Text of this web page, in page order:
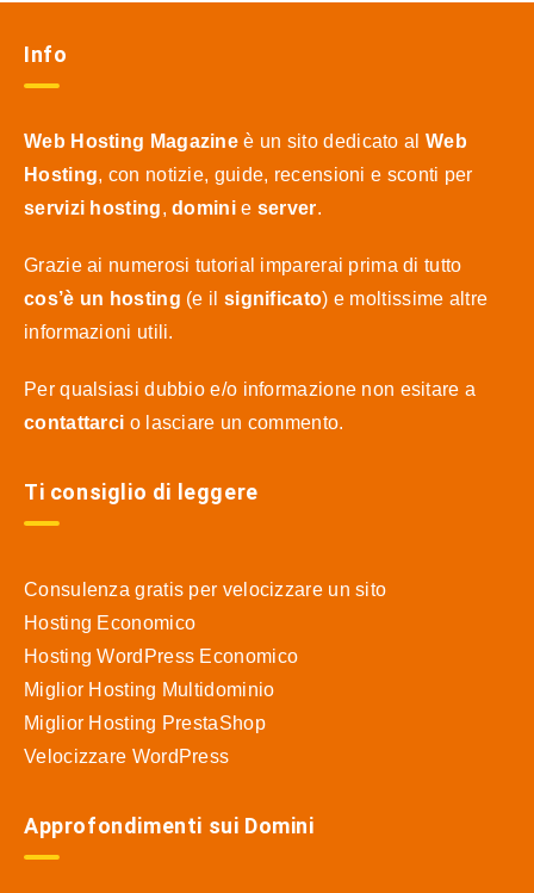
Info
Web Hosting Magazine è un sito dedicato al Web
Hosting, con notizie, guide, recensioni e sconti per
servizi hosting,dominie server.
Grazie ai numerosi tutorial imparerai prima di tutto
cos’è un hosting (e il significato) e moltissime altre
informazioni utili.
Per qualsiasi dubbio e/o informazione non esitare a
contattarci o lasciare un commento.
Ti consiglio di leggere
Consulenza gratis per velocizzare un sito
Hosting Economico
Hosting WordPress Economico
Miglior Hosting Multidominio
Miglior Hosting PrestaShop
Velocizzare WordPress
Approfondimenti sui Domini